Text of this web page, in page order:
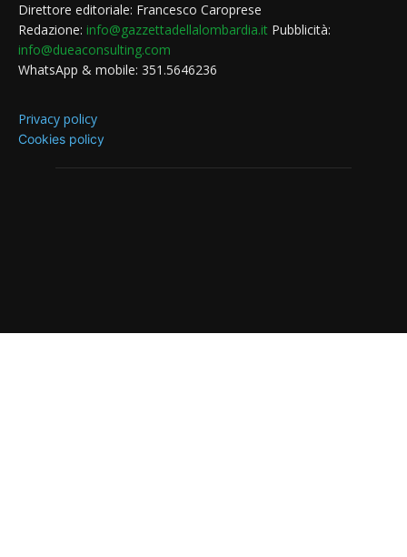
Direttore editoriale: Francesco Caroprese
Redazione: info@gazzettadellalombardia.it Pubblicità:
info@dueaconsulting.com
WhatsApp & mobile: 351.5646236
Privacy policy
Cookies policy